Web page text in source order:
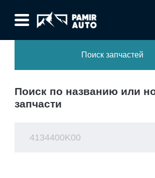
Поиск запчастей
Поиск по названию или
запчасти